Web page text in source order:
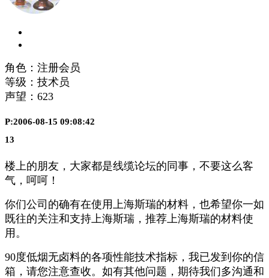
角色：注册会员
等级：技术员
声望： 623
P:2006-08-15 09:08:42
13
楼上的朋友，大家都是线缆论坛的同事，不要这么客
气，呵呵！
你们公司的确有在使用上海斯瑞的材料，也希望你一如
既往的关注和支持上海斯瑞，推荐上海斯瑞的材料使
用。
90度低烟无卤料的各项性能技术指标，我已发到你的信
箱，请您注意查收。如有其他问题，期待我们多沟通和